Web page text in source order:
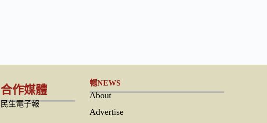
合作媒體
民生電子報
暢NEWS
About
Advertise